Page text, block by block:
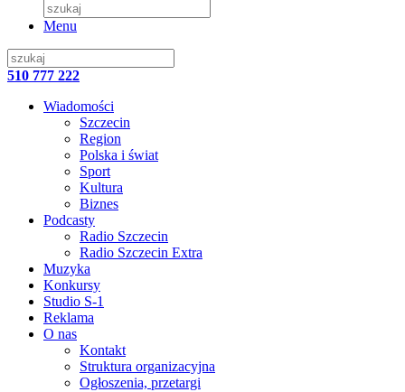
Menu
510 777 222
Wiadomości
Szczecin
Region
Polska i świat
Sport
Kultura
Biznes
Podcasty
Radio Szczecin
Radio Szczecin Extra
Muzyka
Konkursy
Studio S-1
Reklama
O nas
Kontakt
Struktura organizacyjna
Ogłoszenia, przetargi